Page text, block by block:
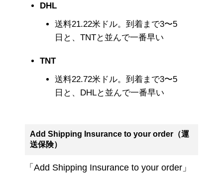
DHL
送料21.22米ドル。到着まで3〜5
日と、TNTと並んで一番早い
TNT
送料22.72米ドル。到着まで3〜5
日と、DHLと並んで一番早い
Add Shipping Insurance to your order（運
送保険）
「Add Shipping Insurance to your order」